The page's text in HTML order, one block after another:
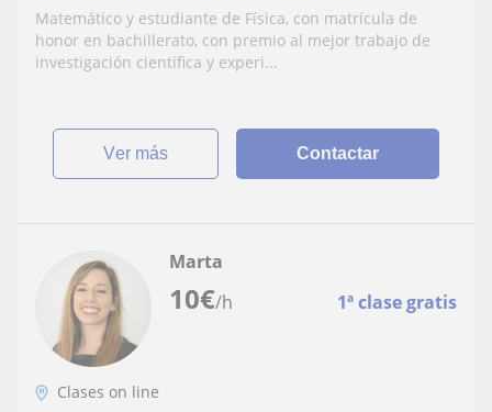
Matemático y estudiante de Física, con matrícula de
honor en bachillerato, con premio al mejor trabajo de
investigación científica y experi...
ver más Contactar
10€/h 1ª clase gratis
Marta
Clases on line